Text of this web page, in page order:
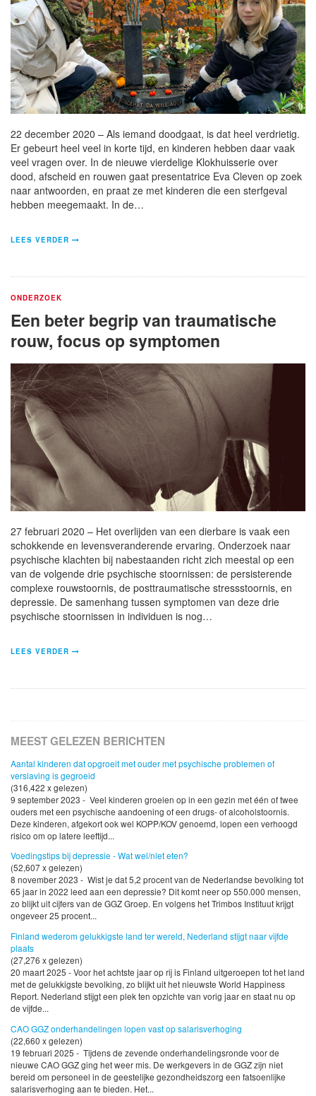
22 december 2020 – Als iemand doodgaat, is dat heel verdrietig.
Er gebeurt heel veel in korte tijd, en kinderen hebben daar vaak
veel vragen over. In de nieuwe vierdelige Klokhuisserie over
dood, afscheid en rouwen gaat presentatrice Eva Cleven op zoek
naar antwoorden, en praat ze met kinderen die een sterfgeval
hebben meegemaakt. In de…
LEES VERDER
ONDERZOEK
Een beter begrip van traumatische
rouw, focus op symptomen
27 februari 2020 – Het overlijden van een dierbare is vaak een
schokkende en levensveranderende ervaring. Onderzoek naar
psychische klachten bij nabestaanden richt zich meestal op een
van de volgende drie psychische stoornissen: de persisterende
complexe rouwstoornis, de posttraumatische stressstoornis, en
depressie. De samenhang tussen symptomen van deze drie
psychische stoornissen in individuen is nog…
LEES VERDER
MEEST GELEZEN BERICHTEN
Aantal kinderen dat opgroeit met ouder met psychische problemen of
verslaving is gegroeid
(316,422 x gelezen)
9 september 2023 - Veel kinderen groeien op in een gezin met één of twee
ouders met een psychische aandoening of een drugs- of alcoholstoornis.
Deze kinderen, afgekort ook wel KOPP/KOV genoemd, lopen een verhoogd
risico om op latere leeftijd...
Voedingstips bij depressie - Wat wel/niet eten?
(52,607 x gelezen)
8 november 2023 - Wist je dat 5,2 procent van de Nederlandse bevolking tot
65 jaar in 2022 leed aan een depressie? Dit komt neer op 550.000 mensen,
zo blijkt uit cijfers van de GGZ Groep. En volgens het Trimbos Instituut krijgt
ongeveer 25 procent...
Finland wederom gelukkigste land ter wereld, Nederland stijgt naar vijfde
plaats
(27,276 x gelezen)
20 maart 2025 - Voor het achtste jaar op rij is Finland uitgeroepen tot het land
met de gelukkigste bevolking, zo blijkt uit het nieuwste World Happiness
Report. Nederland stijgt een plek ten opzichte van vorig jaar en staat nu op
de vijfde...
CAO GGZ onderhandelingen lopen vast op salarisverhoging
(22,660 x gelezen)
19 februari 2025 - Tijdens de zevende onderhandelingsronde voor de
nieuwe CAO GGZ ging het weer mis. De werkgevers in de GGZ zijn niet
bereid om personeel in de geestelijke gezondheidszorg een fatsoenlijke
salarisverhoging aan te bieden. Het...